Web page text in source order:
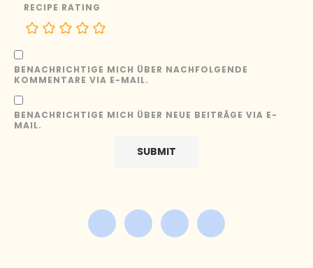
RECIPE RATING
BENACHRICHTIGE MICH ÜBER NACHFOLGENDE
KOMMENTARE VIA E-MAIL.
BENACHRICHTIGE MICH ÜBER NEUE BEITRÄGE VIA E-
MAIL.